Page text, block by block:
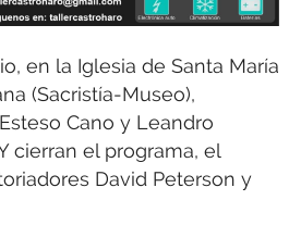
en la Iglesia de Santa María
(Sacristía-Museo),
Cano y Leandro
cierran el programa, el
David Peterson y